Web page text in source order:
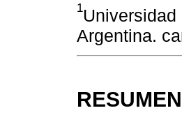
1
Argentina.
RESUMEN